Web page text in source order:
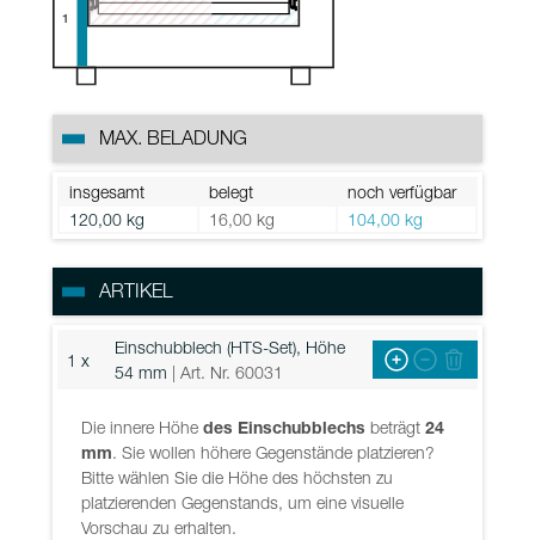
1
MAX. BELADUNG
insgesamt belegt
noch verfügbar
120,00 kg
16,00 kg 104,00 kg
ARTIKEL
1 x
Einschubblech (HTS-Set), Höhe
54 mm | Art. Nr. 60031
Die innere Höhe des Einschubblechs beträgt 24
mm. Sie wollen höhere Gegenstände platzieren?
Bitte wählen Sie die Höhe des höchsten zu
platzierenden Gegenstands, um eine visuelle
Vorschau zu erhalten.